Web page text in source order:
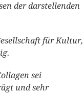
der darstellenden
für Kultur,
sei
und sehr